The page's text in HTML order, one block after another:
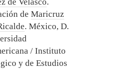
de Maricruz
. México, D.
/ Instituto
y de Estudios